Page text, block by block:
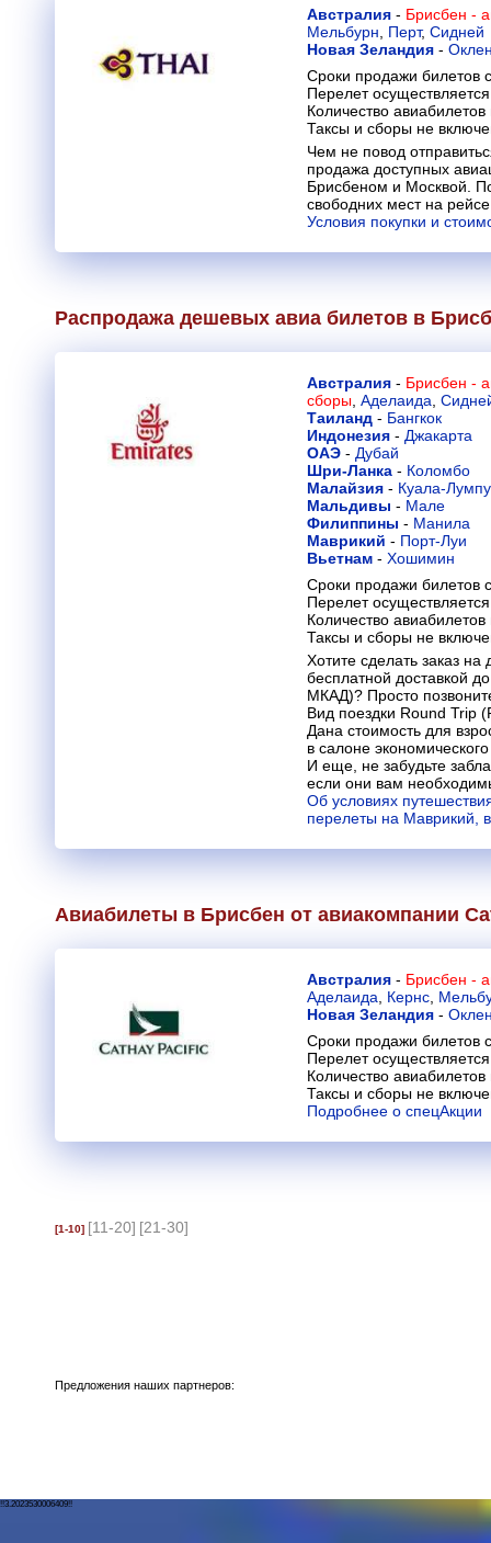
Австралия - Брисбен -
Мельбурн, Перт, Сидней
Новая Зеландия -
Сроки продажи билетов
Перелет
Количество
Таксы и сборы не
Чем не повод
продажа доступных
Брисбеном и Москвой.
свободних мест на
Условия покупки и
Распродажа дешевых авиа билетов в
Австралия - Брисбен -
сборы, Аделаида,
Таиланд - Бангкок
Индонезия - Джакарта
ОАЭ - Дубай
Шри-Ланка - Коломбо
Малайзия - Куала-
Мальдивы - Мале
Филиппины - Манила
Маврикий - Порт-Луи
Вьетнам - Хошимин
Сроки продажи билетов
Перелет
Количество
Таксы и сборы не
Хотите сделать заказ
бесплатной доставкой
МКАД)? Просто
Вид поездки Round Trip
Дана стоимость для
в салоне
И еще, не забудьте
если они вам
Об условиях
перелеты на Маврикий,
Авиабилеты в Брисбен от авиакомпании
Австралия - Брисбен -
Аделаида, Кернс,
Новая Зеландия -
Сроки продажи билетов
Перелет
Количество
Таксы и сборы не
Подробнее о спецАкции
[1-10] [11-20] [21-30]
Предложения наших партнеров:
!!3.2023530006409!!